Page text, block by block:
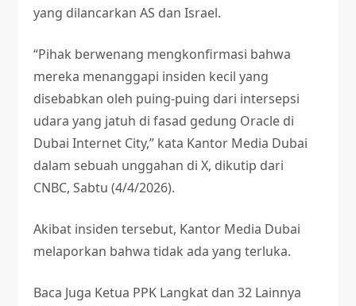
yang dilancarkan AS dan Israel.
“Pihak berwenang mengkonfirmasi bahwa
mereka menanggapi insiden kecil yang
disebabkan oleh puing-puing dari intersepsi
udara yang jatuh di fasad gedung Oracle di
Dubai Internet City,” kata Kantor Media Dubai
dalam sebuah unggahan di X, dikutip dari
CNBC, Sabtu (4/4/2026).
Akibat insiden tersebut, Kantor Media Dubai
melaporkan bahwa tidak ada yang terluka.
Baca Juga Ketua PPK Langkat dan 32 Lainnya